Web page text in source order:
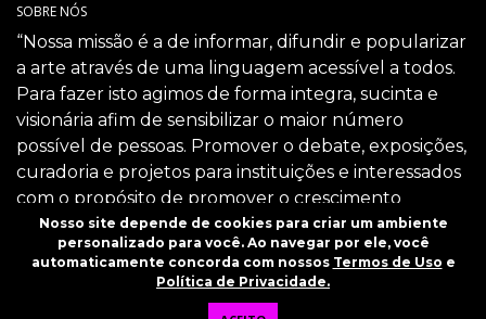
SOBRE NÓS
“Nossa missão é a de informar, difundir e popularizar
a arte através de uma linguagem acessível a todos.
Para fazer isto agimos de forma integra, sucinta e
visionária afim de sensibilizar o maior número
possível de pessoas. Promover o debate, exposições,
curadoria e projetos para instituições e interessados
com o propósito de promover o crescimento
intelectual da sociedade através da arte.”
SIGA-NOS
Nosso site depende de cookies para criar um ambiente
personalizado para você. Ao navegar por ele, você
automaticamente concorda com nossos Termos de Uso e
Política de Privacidade.